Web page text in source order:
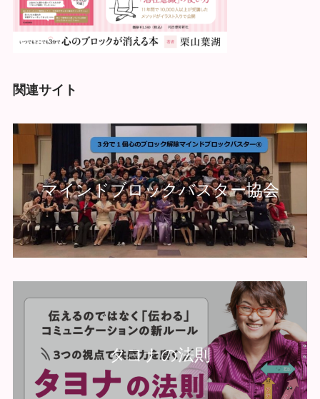
関連サイト
マインドブロックバスター協会
タヨナの法則